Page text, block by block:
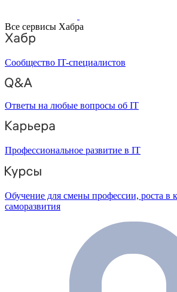
Все сервисы Хабра
Сообщество IT-специалистов
Ответы на любые вопросы об IT
Профессиональное развитие в IT
Обучение для смены профессии, роста в
саморазвития